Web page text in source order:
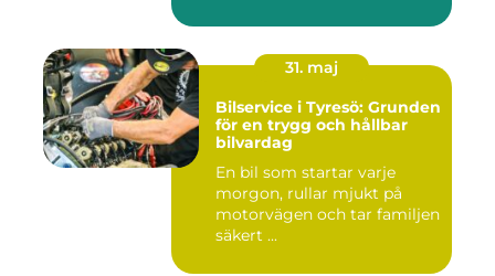
31. maj
Bilservice i Tyresö: Grunden
för en trygg och hållbar
bilvardag
En bil som startar varje
morgon, rullar mjukt på
motorvägen och tar familjen
säkert ...